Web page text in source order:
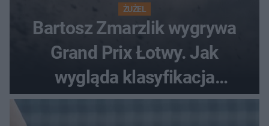
ŻUŻEL
Bartosz Zmarzlik wygrywa
Grand Prix Łotwy. Jak
wygląda klasyfikacja
generalna cyklu?